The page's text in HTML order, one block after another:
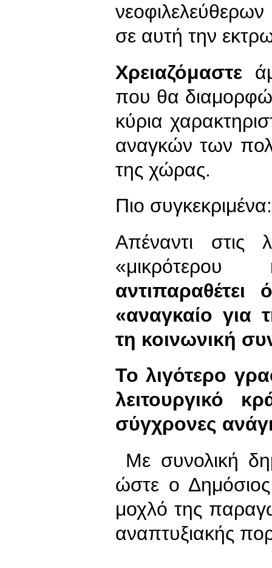
σε αυτή την
Χρειαζόμαστε
που θα
κύρια
αναγκών των
της χώρας.
Πιο συγκεκριμένα:
Απέναντι στις
αντιπαραθέτει
«αναγκαίο για
τη κοινωνική
Το λιγότερο
λειτουργικό
σύγχρονες
Με συνολική
ώστε ο
μοχλό της
αναπτυξιακής